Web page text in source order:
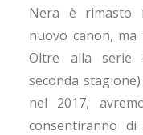
Nera è rimasto
nuovo canon,
Oltre alla serie
seconda
nel 2017,
consentiranno di